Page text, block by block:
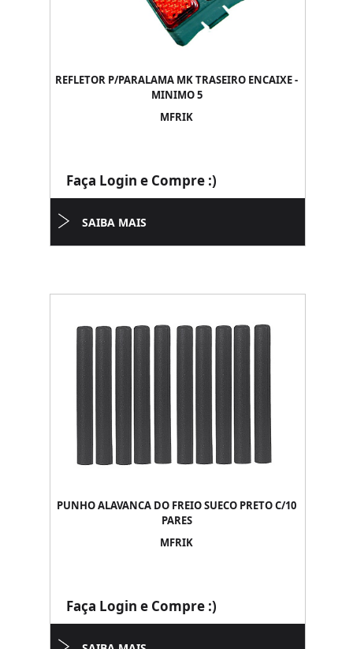
REFLETOR P/PARALAMA MK TRASEIRO ENCAIXE -
MINIMO 5
MFRIK
Faça Login e Compre :)
SAIBA MAIS
PUNHO ALAVANCA DO FREIO SUECO PRETO C/10
PARES
MFRIK
Faça Login e Compre :)